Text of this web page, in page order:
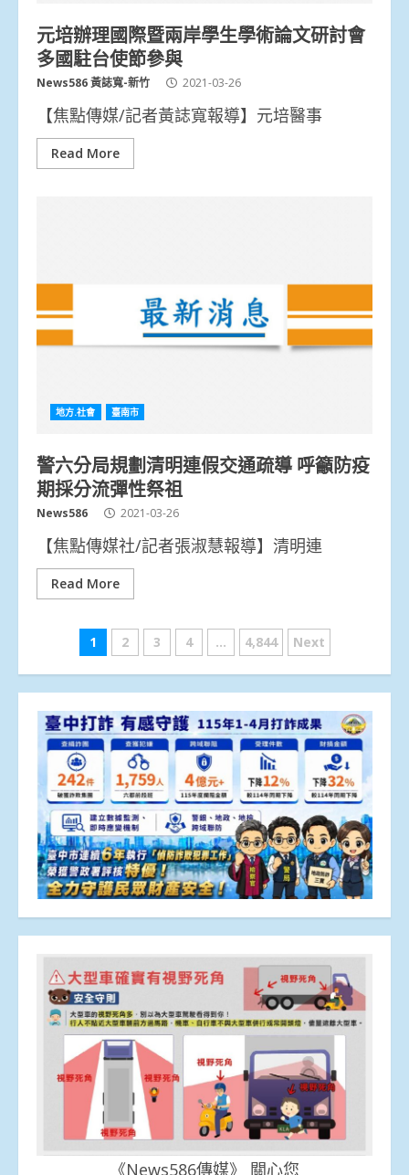
元培辦理國際暨兩岸學生學術論文研討會
多國駐台使節參與
News586 黃誌寬-新竹 2021-03-26
【焦點傳媒/記者黃誌寬報導】元培醫事
Read More
地方.社會 臺南市
警六分局規劃清明連假交通疏導 呼籲防疫
期採分流彈性祭祖
News586 2021-03-26
【焦點傳媒社/記者張淑慧報導】清明連
Read More
文
章
分
頁
1 2 3 4 ... 4,844 Next
《News586傳媒》 關心您